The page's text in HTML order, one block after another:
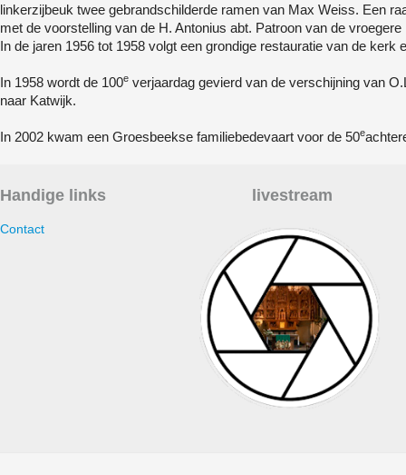
linkerzijbeuk twee gebrandschilderde ramen van Max Weiss. Een
met de voorstelling van de H. Antonius abt. Patroon van de vroegere
In de jaren 1956 tot 1958 volgt een grondige restauratie van de kerk
In 1958 wordt de 100e verjaardag gevierd van de verschijning van
naar Katwijk.
In 2002 kwam een Groesbeekse familiebedevaart voor de 50e
Handige links
Contact
livestream